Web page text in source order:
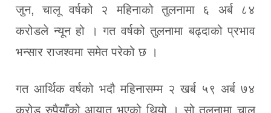
जुन, चालू वर्षको २ महिनाको तुलनामा ६ अर्ब ८४
करोडले न्यून हो । गत वर्षको तुलनामा बढ्दाको प्रभाव
भन्सार राजश्वमा समेत परेको छ ।
गत आर्थिक वर्षको भदौ महिनासम्म २ खर्ब ५९ अर्ब ७४
करोड रुपैयाँको आयात भएको थियो । सो तुलनामा चालू